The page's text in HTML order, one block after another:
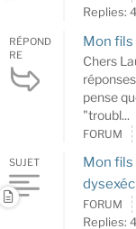
Replies: 4
RÉPOND
RE
Mon
Chers
pense
"troubl...
FORUM
SUJET
Mon
FORUM
Replies: 4